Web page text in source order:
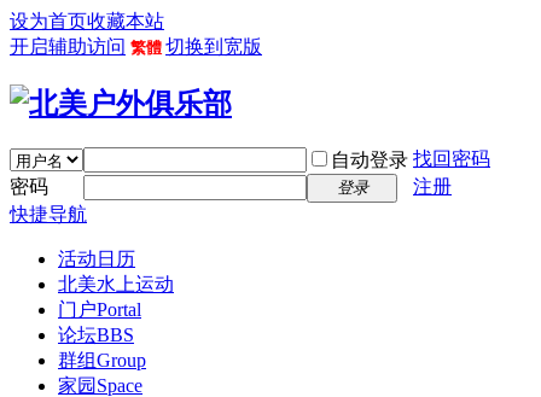
设为首页收藏本站
开启辅助访问 繁體 切换到宽版
自动登录 找回密码
密码
登录
注册
快捷导航
活动日历
北美水上运动
门户Portal
论坛BBS
群组Group
家园 Space